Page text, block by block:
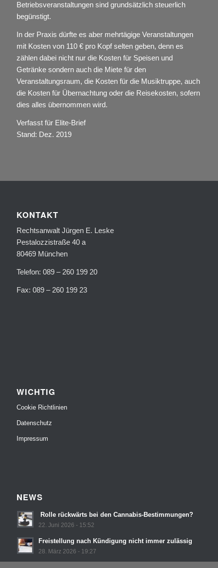
Betriebsveranstaltungen sind grundsätzlich steuerlich
begünstigt.
In der Praxis dürfte es aber mehrtägige Veranstaltungen
mit Kosten von 110 € pro Kopf selten geben, denn es
zählen dabei nicht nur die Kosten für Speisen und
Getränke sondern auch die Miete für den
Veranstaltungsraum, die Kosten für die Musiktruppe, auch
die Kosten für Übernachtung oder die Reisekosten, sofern
dies alles übernommen wird.
Verfasst für Elite-Brief
Stand: Dez. 2019
KONTAKT
Rechtsanwalt Jürgen E. Leske
Pestalozzistraße 40 a
80469 München
Telefon: 089 – 260 199 20
Fax: 089 – 260 199 23
WICHTIG
Cookie Richtlinien
Datenschutz
Impressum
NEWS
Rolle rückwärts bei den Cannabis-Bestimmungen?
22. Juni 2026 - 15:52
Freistellung nach Kündigung nicht immer zulässig
28. März 2026 - 19:27